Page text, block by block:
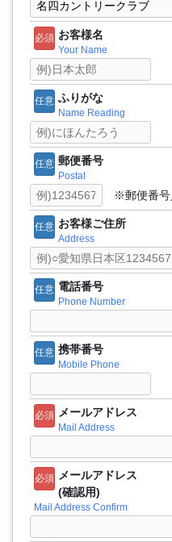
必須 お客様名
Your Name
任意 ふりがな
Name Reading
任意 郵便番号
Postal
※郵便番号
任意 お客様ご住所
Address
任意 電話番号
Phone Number
任意 携帯番号
Mobile Phone
必須 メールアドレス
Mail Address
必須 メールアドレス
(確認用)
Mail Address Confirm